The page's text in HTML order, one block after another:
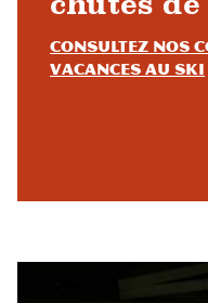
Consultez nos
vacances au ski